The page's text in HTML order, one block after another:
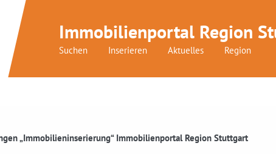
Immobilienportal Region
Suchen Inserieren Aktuelles Region
„Immobilieninserierung“ Immobilienportal Region Stuttgart